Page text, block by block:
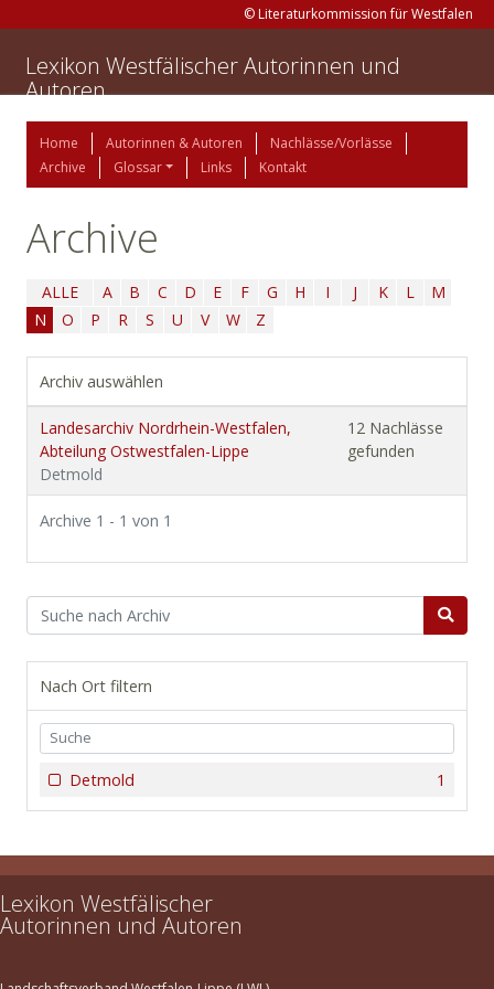
© Literaturkommission für Westfalen
Lexikon Westfälischer Autorinnen und
Autoren
Home Autorinnen & Autoren
Nachlässe/Vorlässe
Archive
Glossar Links Kontakt
Archive
ALLE A B C D E F G H I J K L
M
N
O P R S U V W Z
Archiv auswählen
Landesarchiv Nordrhein-Westfalen,
Abteilung Ostwestfalen-Lippe
Detmold
12 Nachlässe
gefunden
Archive 1 - 1 von 1
Nach Ort filtern
1
Detmold
Lexikon Westfälischer
Autorinnen und Autoren